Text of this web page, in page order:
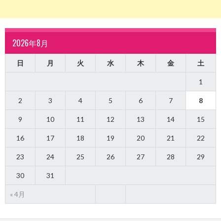
2026年8月
日 月 火 水 木 金 土
« 4月
1
2 3 4 5 6 7 8
9 10 11 12 13 14 15
16 17 18 19 20 21 22
23 24 25 26 27 28 29
30 31